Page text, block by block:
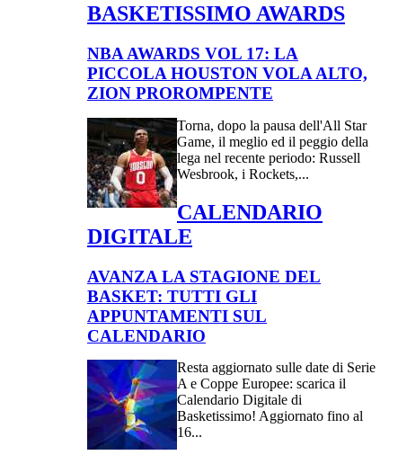
BASKETISSIMO AWARDS
NBA AWARDS VOL 17: LA
PICCOLA HOUSTON VOLA ALTO,
ZION PROROMPENTE
Torna, dopo la pausa dell'All Star
Game, il meglio ed il peggio della
lega nel recente periodo: Russell
Wesbrook, i Rockets,...
CALENDARIO
DIGITALE
AVANZA LA STAGIONE DEL
BASKET: TUTTI GLI
APPUNTAMENTI SUL
CALENDARIO
Resta aggiornato sulle date di Serie
A e Coppe Europee: scarica il
Calendario Digitale di
Basketissimo! Aggiornato fino al
16...